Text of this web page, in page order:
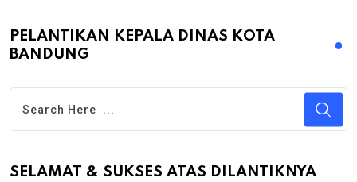
PELANTIKAN KEPALA DINAS KOTA
BANDUNG
SELAMAT & SUKSES ATAS DILANTIKNYA